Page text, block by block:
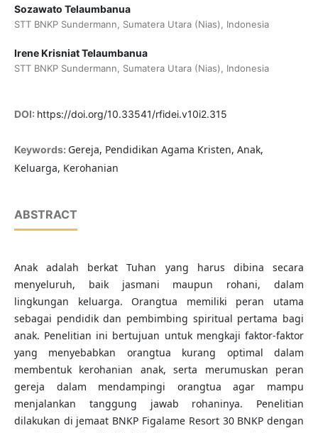
Sozawato Telaumbanua
STT BNKP Sundermann, Sumatera Utara (Nias), Indonesia
Irene Krisniat Telaumbanua
STT BNKP Sundermann, Sumatera Utara (Nias), Indonesia
DOI: https://doi.org/10.33541/rfidei.v10i2.315
Keywords: Gereja, Pendidikan Agama Kristen, Anak,
Keluarga, Kerohanian
ABSTRACT
Anak adalah berkat Tuhan yang harus dibina secara
menyeluruh, baik jasmani maupun rohani, dalam
lingkungan keluarga. Orangtua memiliki peran utama
sebagai pendidik dan pembimbing spiritual pertama bagi
anak. Penelitian ini bertujuan untuk mengkaji faktor-faktor
yang menyebabkan orangtua kurang optimal dalam
membentuk kerohanian anak, serta merumuskan peran
gereja dalam mendampingi orangtua agar mampu
menjalankan tanggung jawab rohaninya. Penelitian
dilakukan di jemaat BNKP Figalame Resort 30 BNKP dengan